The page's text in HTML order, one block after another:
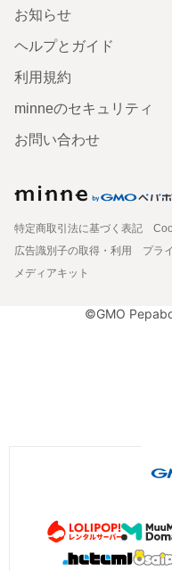
お知らせ
ヘルプとガイド
利用規約
minneのセキュリティ
お問い合わせ
特定商取引法に基づく表記
広告識別子の取得・利用
プラ
メディアキット
©GMO